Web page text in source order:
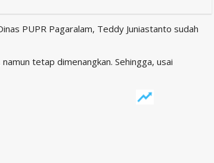
PUPR Pagaralam, Teddy Juniastanto sudah
tetap dimenangkan. Sehingga, usai